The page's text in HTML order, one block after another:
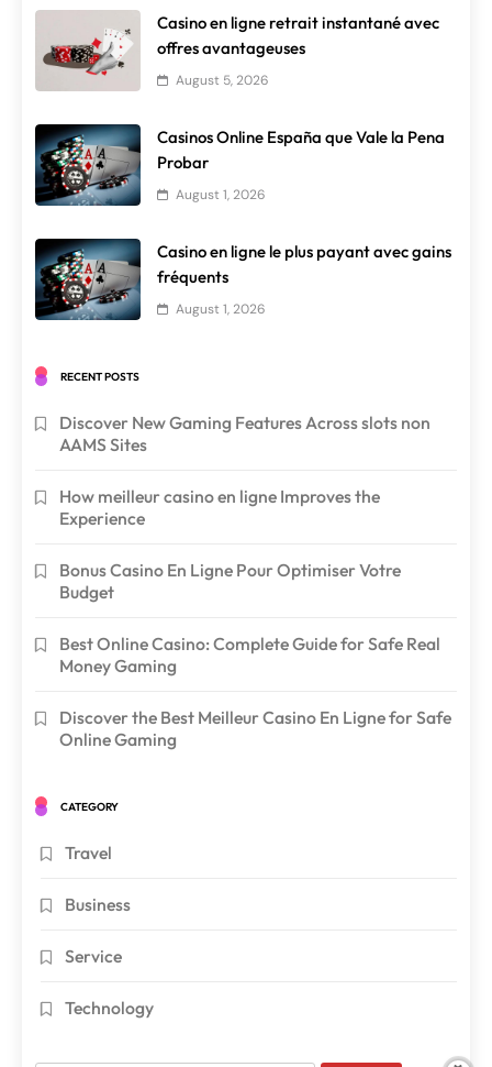
Casino en ligne retrait instantané avec
offres avantageuses
August 5, 2026
Casinos Online España que Vale la Pena
Probar
August 1, 2026
Casino en ligne le plus payant avec gains
fréquents
August 1, 2026
RECENT POSTS
Discover New Gaming Features Across slots non
AAMS Sites
How meilleur casino en ligne Improves the
Experience
Bonus Casino En Ligne Pour Optimiser Votre
Budget
Best Online Casino: Complete Guide for Safe Real
Money Gaming
Discover the Best Meilleur Casino En Ligne for Safe
Online Gaming
CATEGORY
Travel
Business
Service
Technology